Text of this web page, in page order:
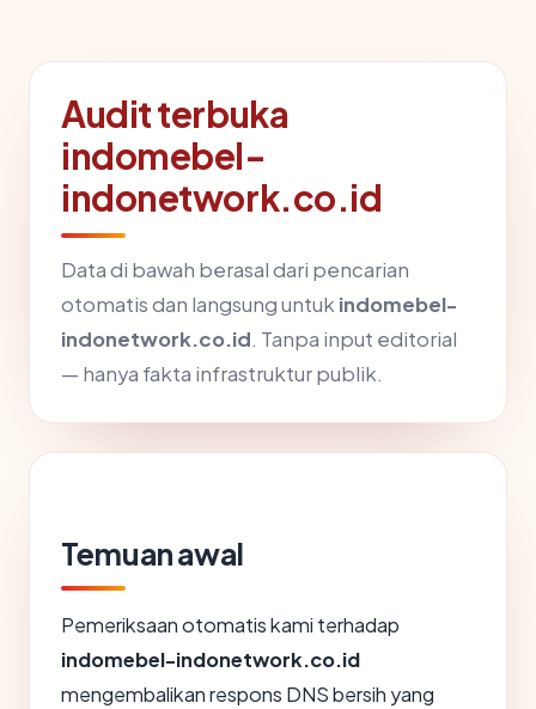
Audit terbuka
indomebel-
indonetwork.co.id
Data di bawah berasal dari pencarian
otomatis dan langsung untukindomebel-
indonetwork.co.id. Tanpa input editorial
— hanya fakta infrastruktur publik.
Temuan awal
Pemeriksaan otomatis kami terhadap
indomebel-indonetwork.co.id
mengembalikan respons DNS bersih yang